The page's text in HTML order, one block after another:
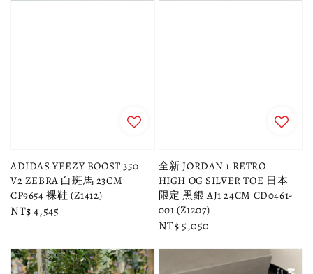
ADIDAS YEEZY BOOST 350
V2 ZEBRA 白斑馬 23CM
CP9654 裸鞋 (Z1412)
Regular
NT$ 4,545
全新 JORDAN 1 RETRO
HIGH OG SILVER TOE 日本
限定 黑銀 AJ1 24CM CD0461-
001 (Z1207)
Regular
NT$ 5,050